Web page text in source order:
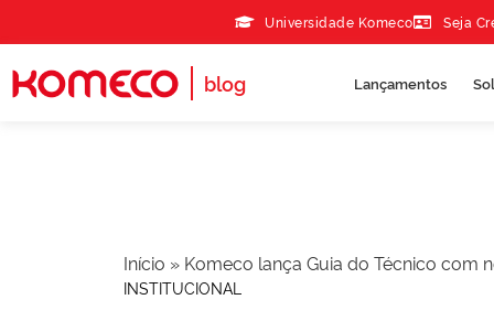
Universidade Komeco Seja
blog Lançamentos
Início » Komeco lança Guia do Técnico com
INSTITUCIONAL